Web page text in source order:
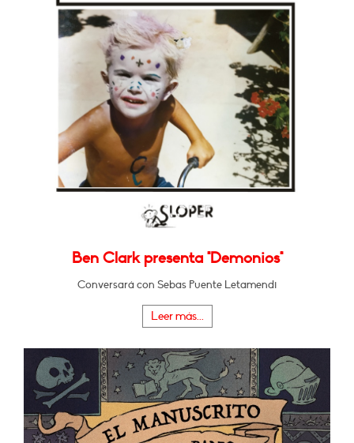
Ben Clark presenta "Demonios"
Conversará con Sebas Puente Letamendi
Leer más...